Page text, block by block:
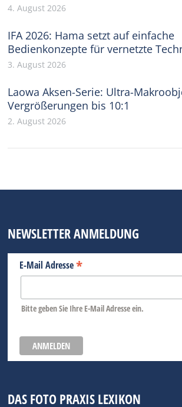
4. August 2026
IFA 2026: Hama setzt auf einfache
Bedienkonzepte für vernetzte
3. August 2026
Laowa Aksen-Serie: Ultra-
Vergrößerungen bis 10:1
2. August 2026
NEWSLETTER ANMELDUNG
E-Mail Adresse*
Bitte geben Sie Ihre E-Mail Adresse ein.
DAS FOTO PRAXIS LEXIKON